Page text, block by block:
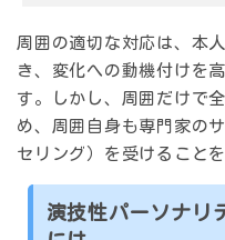
周囲の適切な対応は、本
き、変化への動機付けを
す。しかし、周囲だけで
め、周囲自身も専門家の
セリング）を受けること
演技性パーソナリ